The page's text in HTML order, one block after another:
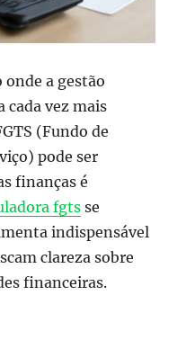
a gestão
cada vez mais
(Fundo de
pode ser
finanças é
fgts se
indispensável
clareza sobre
financeiras.